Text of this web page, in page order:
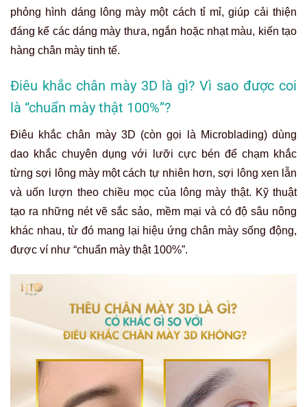
phỏng hình dáng lông mày một cách tỉ mỉ, giúp cải thiện
đáng kể các dáng mày thưa, ngắn hoặc nhạt màu, kiến tạo
hàng chân mày tinh tế.
Điêu khắc chân mày 3D là gì? Vì sao được coi
là “chuẩn mày thật 100%”?
Điêu khắc chân mày 3D (còn gọi là Microblading) dùng
dao khắc chuyên dụng với lưỡi cực bén để chạm khắc
từng sợi lông mày một cách tự nhiên hơn, sợi lông xen lẫn
và uốn lượn theo chiều mọc của lông mày thật. Kỹ thuật
tạo ra những nét vẽ sắc sảo, mềm mại và có độ sâu nông
khác nhau, từ đó mang lại hiệu ứng chân mày sống động,
được ví như “chuẩn mày thật 100%”.